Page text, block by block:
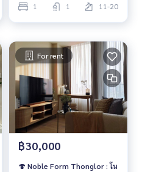
1 1 11-20
For rent
฿30,000
🍄 Noble Form Thonglor : โน